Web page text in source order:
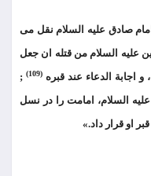
صادق علیه السلام نقل می
علیه السلام من قتله ان جعل
و اجابة الدعاء عند قبره(109)
;
السلام، امامت را در نسل
او قرار داد.»